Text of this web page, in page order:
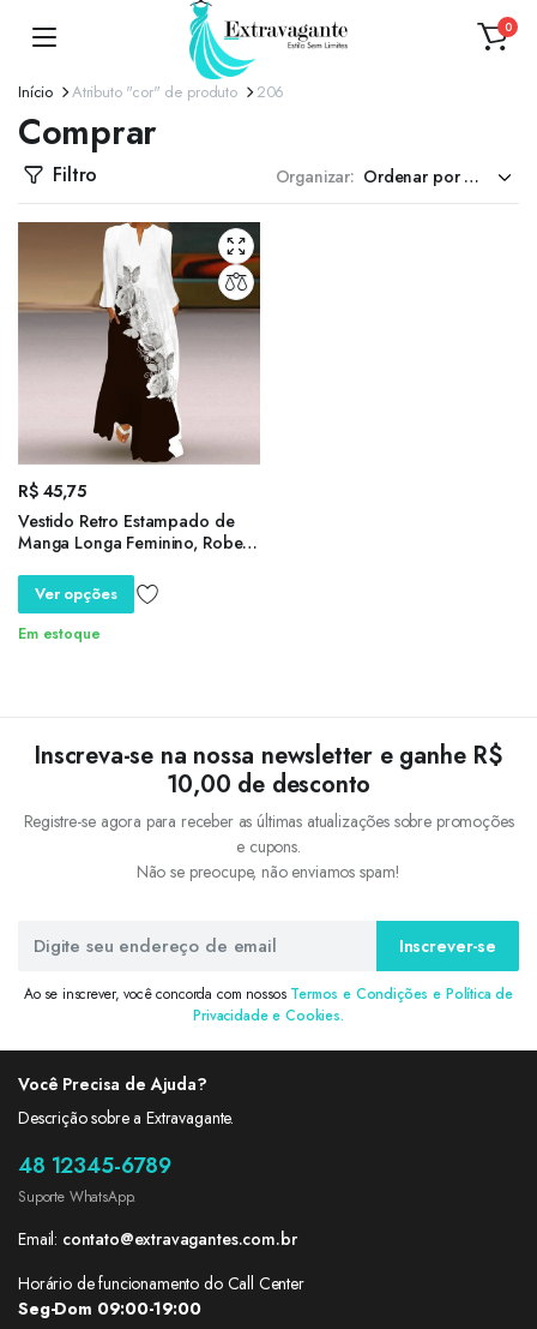
0
Início Atributo "cor" de produto 206
Comprar
Filtro Organizar:
R$45,75
Vestido Retro Estampado de
Manga Longa Feminino, Robe
Bolso, Elegante, Primavera,
Verão, Novo, S-5XL
Ver opções
Em estoque
Inscreva-se na nossa newsletter e ganhe R$
10,00 de desconto
Registre-se agora para receber as últimas atualizações sobre promoções
e cupons.
Não se preocupe, não enviamos spam!
Inscrever-se
Ao se inscrever, você concorda com nossos Termos e Condições e Política de
Privacidade e Cookies.
Você Precisa de Ajuda?
Descrição sobre a Extravagante.
48 12345-6789
Suporte WhatsApp.
Email: contato@extravagantes.com.br
Horário de funcionamento do Call Center
Seg-Dom 09:00-19:00